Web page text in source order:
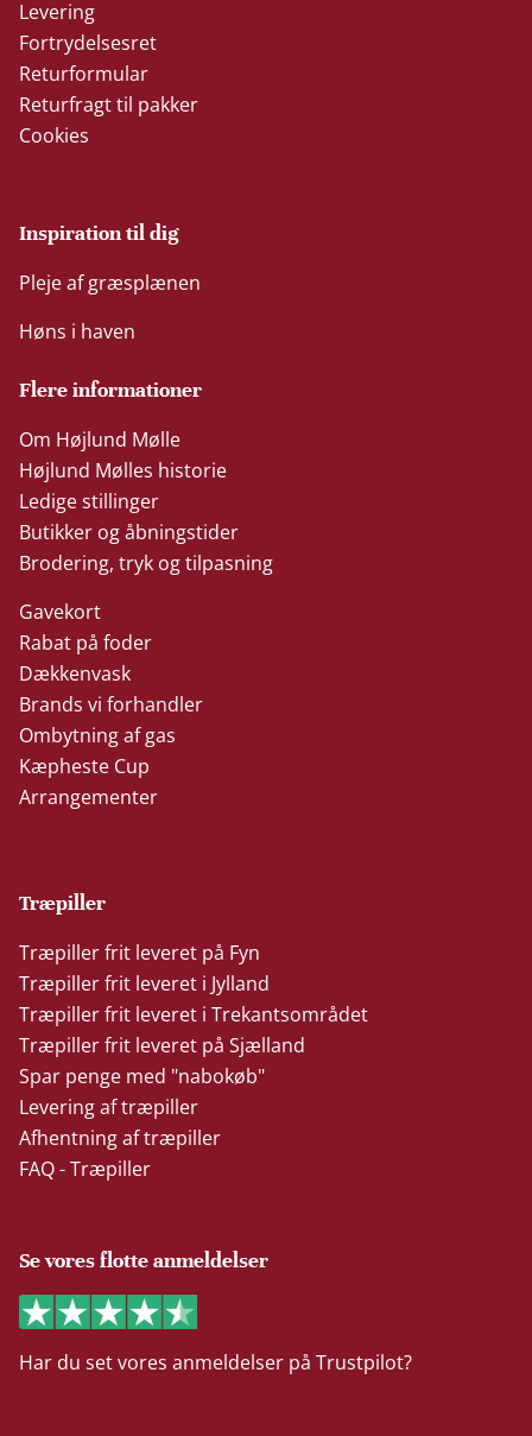
Levering
Fortrydelsesret
Returformular
Returfragt til pakker
Cookies
Inspiration til dig
Pleje af græsplænen
Høns i haven
Flere informationer
Om Højlund Mølle
Højlund Mølles historie
Ledige stillinger
Butikker og åbningstider
Brodering, tryk og tilpasning
Gavekort
Rabat på foder
Dækkenvask
Brands vi forhandler
Ombytning af gas
Kæpheste Cup
Arrangementer
Træpiller
Træpiller frit leveret på Fyn
Træpiller frit leveret i Jylland
Træpiller frit leveret i Trekantsområdet
Træpiller frit leveret på Sjælland
Spar penge med "nabokøb"
Levering af træpiller
Afhentning af træpiller
FAQ - Træpiller
Se vores flotte anmeldelser
Har du set vores anmeldelser på Trustpilot?